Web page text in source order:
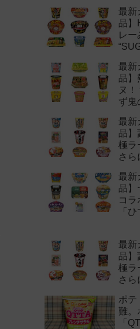
新作
最新
品】
レー
最新
品】
ヌ！
ず鬼
最新
品】
極ラ
さら
作ま
最新
品】
コラ
「
最新
品】
極ラ
さら
作ま
ポテ
難。
「